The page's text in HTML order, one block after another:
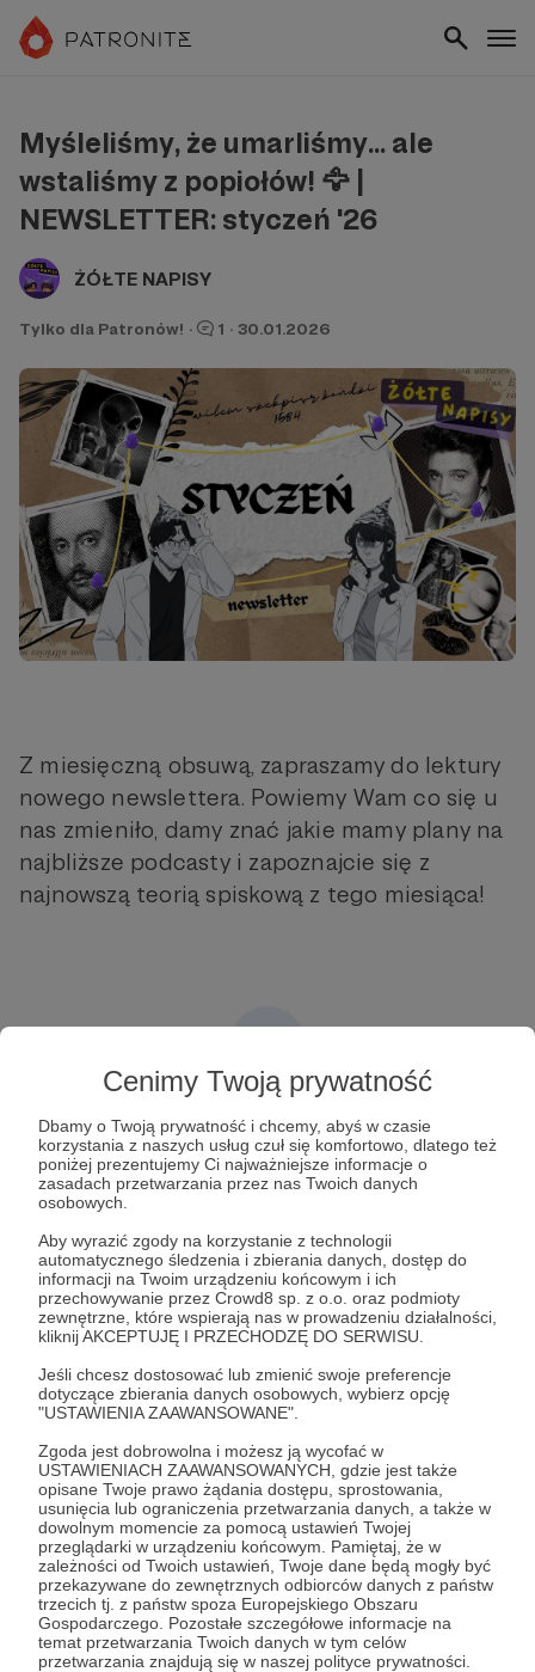
Cenimy Twoją prywatność
Dbamy o Twoją prywatność i chcemy, abyś w czasie
korzystania z naszych usług czuł się komfortowo, dlatego też
poniżej prezentujemy Ci najważniejsze informacje o
zasadach przetwarzania przez nas Twoich danych
osobowych.
Aby wyrazić zgody na korzystanie z technologii
automatycznego śledzenia i zbierania danych, dostęp do
informacji na Twoim urządzeniu końcowym i ich
przechowywanie przez Crowd8 sp. z o.o. oraz podmioty
zewnętrzne, które wspierają nas w prowadzeniu działalności,
kliknij AKCEPTUJĘ I PRZECHODZĘ DO SERWISU.
Jeśli chcesz dostosować lub zmienić swoje preferencje
dotyczące zbierania danych osobowych, wybierz opcję
"USTAWIENIA ZAAWANSOWANE".
Zgoda jest dobrowolna i możesz ją wycofać w
USTAWIENIACH ZAAWANSOWANYCH, gdzie jest także
opisane Twoje prawo żądania dostępu, sprostowania,
usunięcia lub ograniczenia przetwarzania danych, a także w
dowolnym momencie za pomocą ustawień Twojej
przeglądarki w urządzeniu końcowym. Pamiętaj, że w
zależności od Twoich ustawień, Twoje dane będą mogły być
przekazywane do zewnętrznych odbiorców danych z państw
trzecich tj. z państw spoza Europejskiego Obszaru
Gospodarczego. Pozostałe szczegółowe informacje na
temat przetwarzania Twoich danych w tym celów
przetwarzania znajdują się w naszej polityce prywatności.
Myśleliśmy, że umarliśmy... ale
wstaliśmy z popiołów! 🦅 |
NEWSLETTER: styczeń '26
ŻÓŁTE NAPISY
Tylko dla Patronów! · 1 · 30.01.2026
Z miesięczną obsuwą, zapraszamy do lektury
nowego newslettera. Powiemy Wam co się u
nas zmieniło, damy znać jakie mamy plany na
najbliższe podcasty i zapoznajcie się z
najnowszą teorią spiskową z tego miesiąca!
Post dostępny tylko dla Patronów
Aby zobaczyć ten materiał musisz być zalogowany
Zostań Patronem
Zaloguj się
ŻÓŁTE NAPISY
Zobacz profil autora